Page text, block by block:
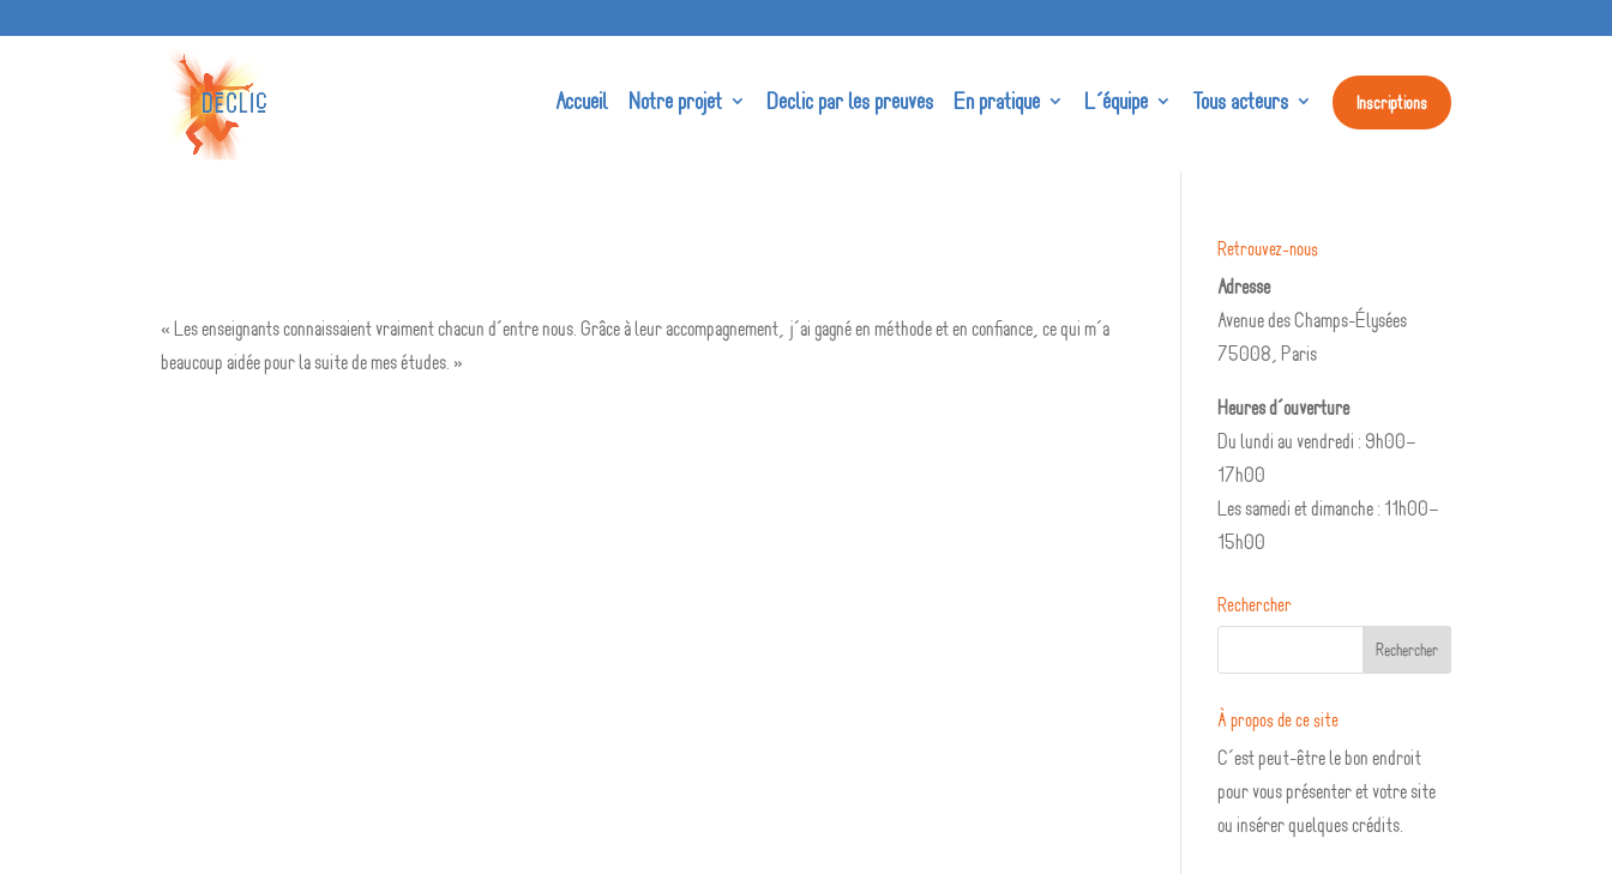
Accueil Notre projet Declic par les preuves En pratique L’équipe Tous acteurs Inscriptions
« Les enseignants connaissaient vraiment chacun d’entre nous. Grâce à leur accompagnement, j’ai gagné en méthode et en confiance, ce qui m’a
beaucoup aidée pour la suite de mes études. »
Retrouvez-nous
Adresse
Avenue des Champs-Élysées
75008, Paris
Heures d’ouverture
Du lundi au vendredi : 9h00–
17h00
Les samedi et dimanche : 11h00–
15h00
Rechercher
À propos de ce site
C’est peut-être le bon endroit
pour vous présenter et votre site
ou insérer quelques crédits.